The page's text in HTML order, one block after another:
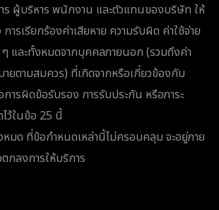
ร ผู้บริหาร พนักงาน และตัวแทนของบริษัท ให้
ารเรียกร้องค่าเสียหาย ความรับผิด ค่าใช้จ่าย
ๆ และทั้งหมดจากบุคคลภายนอก (รวมถึงค่า
ยตามสมควร) ที่เกิดจากหรือเกี่ยวข้องกับ
ารผิดข้อรับรอง การรับประกัน หรือภาระ
ว้ในข้อ 25 นี้
มด ที่ข้อกำหนดเหล่านี้ไม่ครอบคลุม จะอยู่ภาย
ลงการให้บริการ